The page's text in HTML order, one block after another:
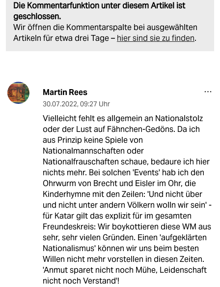
Die Kommentarfunktion unter diesem Artikel ist
geschlossen.
Wir öffnen die Kommentarspalte bei ausgewählten
Artikeln für etwa drei Tage – hier sind sie zu finden.
Martin Rees
30.07.2022, 09:27 Uhr
Vielleicht fehlt es allgemein an Nationalstolz
oder der Lust auf Fähnchen-Gedöns. Da ich
aus Prinzip keine Spiele von
Nationalmannschaften oder
Nationalfrauschaften schaue, bedaure ich hier
nichts mehr. Bei solchen 'Events' hab ich den
Ohrwurm von Brecht und Eisler im Ohr, die
Kinderhymne mit den Zeilen: 'Und nicht über
und nicht unter andern Völkern wolln wir sein' -
für Katar gilt das explizit für im gesamten
Freundeskreis: Wir boykottieren diese WM aus
sehr, sehr vielen Gründen. Einen 'aufgeklärten
Nationalismus' können wir uns beim besten
Willen nicht mehr vorstellen in diesen Zeiten.
'Anmut sparet nicht noch Mühe, Leidenschaft
nicht noch Verstand'!